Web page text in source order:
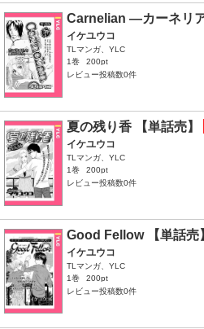
Carnelian ―カーネリ
イケユウコ
TLマンガ、YLC
1巻
200pt
レビュー投稿数0件
夏の残り香 【単話売】
イケユウコ
TLマンガ、YLC
1巻
200pt
レビュー投稿数0件
Good Fellow 【単話売
イケユウコ
TLマンガ、YLC
1巻
200pt
レビュー投稿数0件